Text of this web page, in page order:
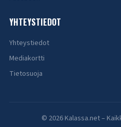
YHTEYSTIEDOT
Yhteystiedot
Mediakortti
Tietosuoja
© 2026 Kalassa.net –